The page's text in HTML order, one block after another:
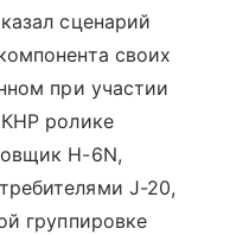
сценарий
своих
при участии
КНР ролике
H-6N,
J-20,
группировке